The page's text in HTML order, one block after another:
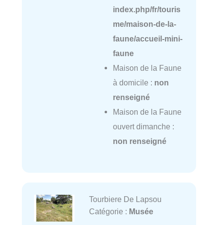
index.php/fr/touris
me/maison-de-la-
faune/accueil-mini-
faune
Maison de la Faune
à domicile : non
renseigné
Maison de la Faune
ouvert dimanche :
non renseigné
Tourbiere De Lapsou
Catégorie : Musée